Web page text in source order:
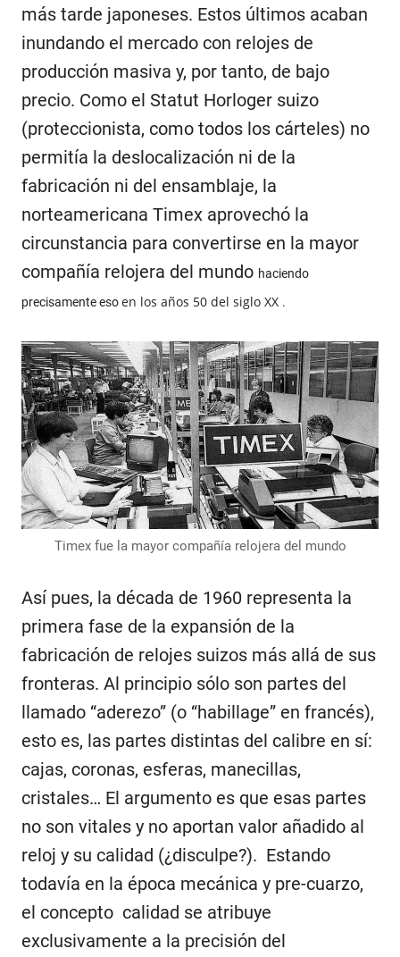
más tarde japoneses. Estos últimos acaban
inundando el mercado con relojes de
producción masiva y, por tanto, de bajo
precio. Como el Statut Horloger suizo
(proteccionista, como todos los cárteles) no
permitía la deslocalización ni de la
fabricación ni del ensamblaje, la
norteamericana Timex aprovechó la
circunstancia para convertirse en la mayor
compañía relojera del mundo haciendo
precisamente esoen los años 50 del siglo XX .
Timex fue la mayor compañía relojera del mundo
Así pues, la década de 1960 representa la
primera fase de la expansión de la
fabricación de relojes suizos más allá de sus
fronteras. Al principio sólo son partes del
llamado “aderezo” (o “habillage” en francés),
esto es, las partes distintas del calibre en sí:
cajas, coronas, esferas, manecillas,
cristales… El argumento es que esas partes
no son vitales y no aportan valor añadido al
reloj y su calidad (¿disculpe?). Estando
todavía en la época mecánica y pre-cuarzo,
el concepto calidad se atribuye
exclusivamente a la precisión del